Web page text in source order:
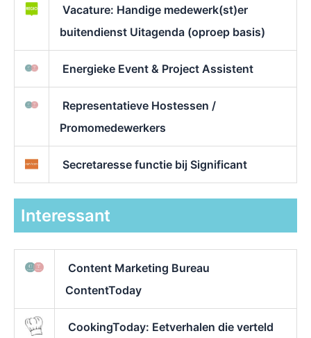
Vacature: Handige medewerk(st)er
buitendienst Uitagenda (oproep basis)
Energieke Event & Project Assistent
Representatieve Hostessen /
Promomedewerkers
Secretaresse functie bij Significant
Interessant
Content Marketing Bureau
ContentToday
CookingToday: Eetverhalen die verteld